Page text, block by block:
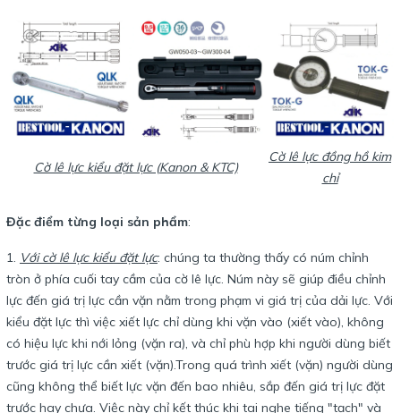
Cờ lê lực kiểu đặt lực (Kanon & KTC)
Cờ lê lực đồng hồ kim
chỉ
Đặc điểm từng loại sản phẩm:
1. Với cờ lê lực kiểu đặt lực: chúng ta thường thấy có núm chỉnh
tròn ở phía cuối tay cầm của cờ lê lực. Núm này sẽ giúp điều chỉnh
lực đến giá trị lực cần vặn nằm trong phạm vi giá trị của dải lực. Với
kiểu đặt lực thì việc xiết lực chỉ dùng khi vặn vào (xiết vào), không
có hiệu lực khi nới lỏng (vặn ra), và chỉ phù hợp khi người dùng biết
trước giá trị lực cần xiết (vặn).Trong quá trình xiết (vặn) người dùng
cũng không thể biết lực vặn đến bao nhiêu, sắp đến giá trị lực đặt
trước hay chưa. Việc này chỉ kết thúc khi tai nghe tiếng "tạch" và